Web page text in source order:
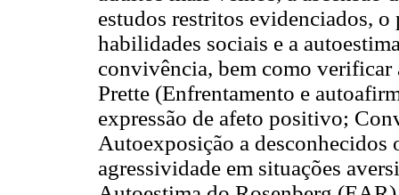
estudos restritos evidenciados,
habilidades sociais e a
convivência, bem como verificar
Prette (Enfrentamento e
expressão de afeto positivo;
Autoexposição a
agressividade em situações